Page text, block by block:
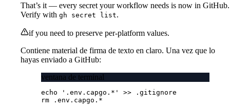
That’s it — every secret your workflow needs is now in GitHub.
Verify with gh secret list.
if you need to preserve per-platform values.
Contiene material de firma de texto en claro. Una vez que lo
hayas enviado a GitHub:
ventana de terminal
echo '.env.capgo.*' >>
.gitignore
rm
.env.capgo. *